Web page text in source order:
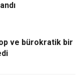
ve bürokratik bir